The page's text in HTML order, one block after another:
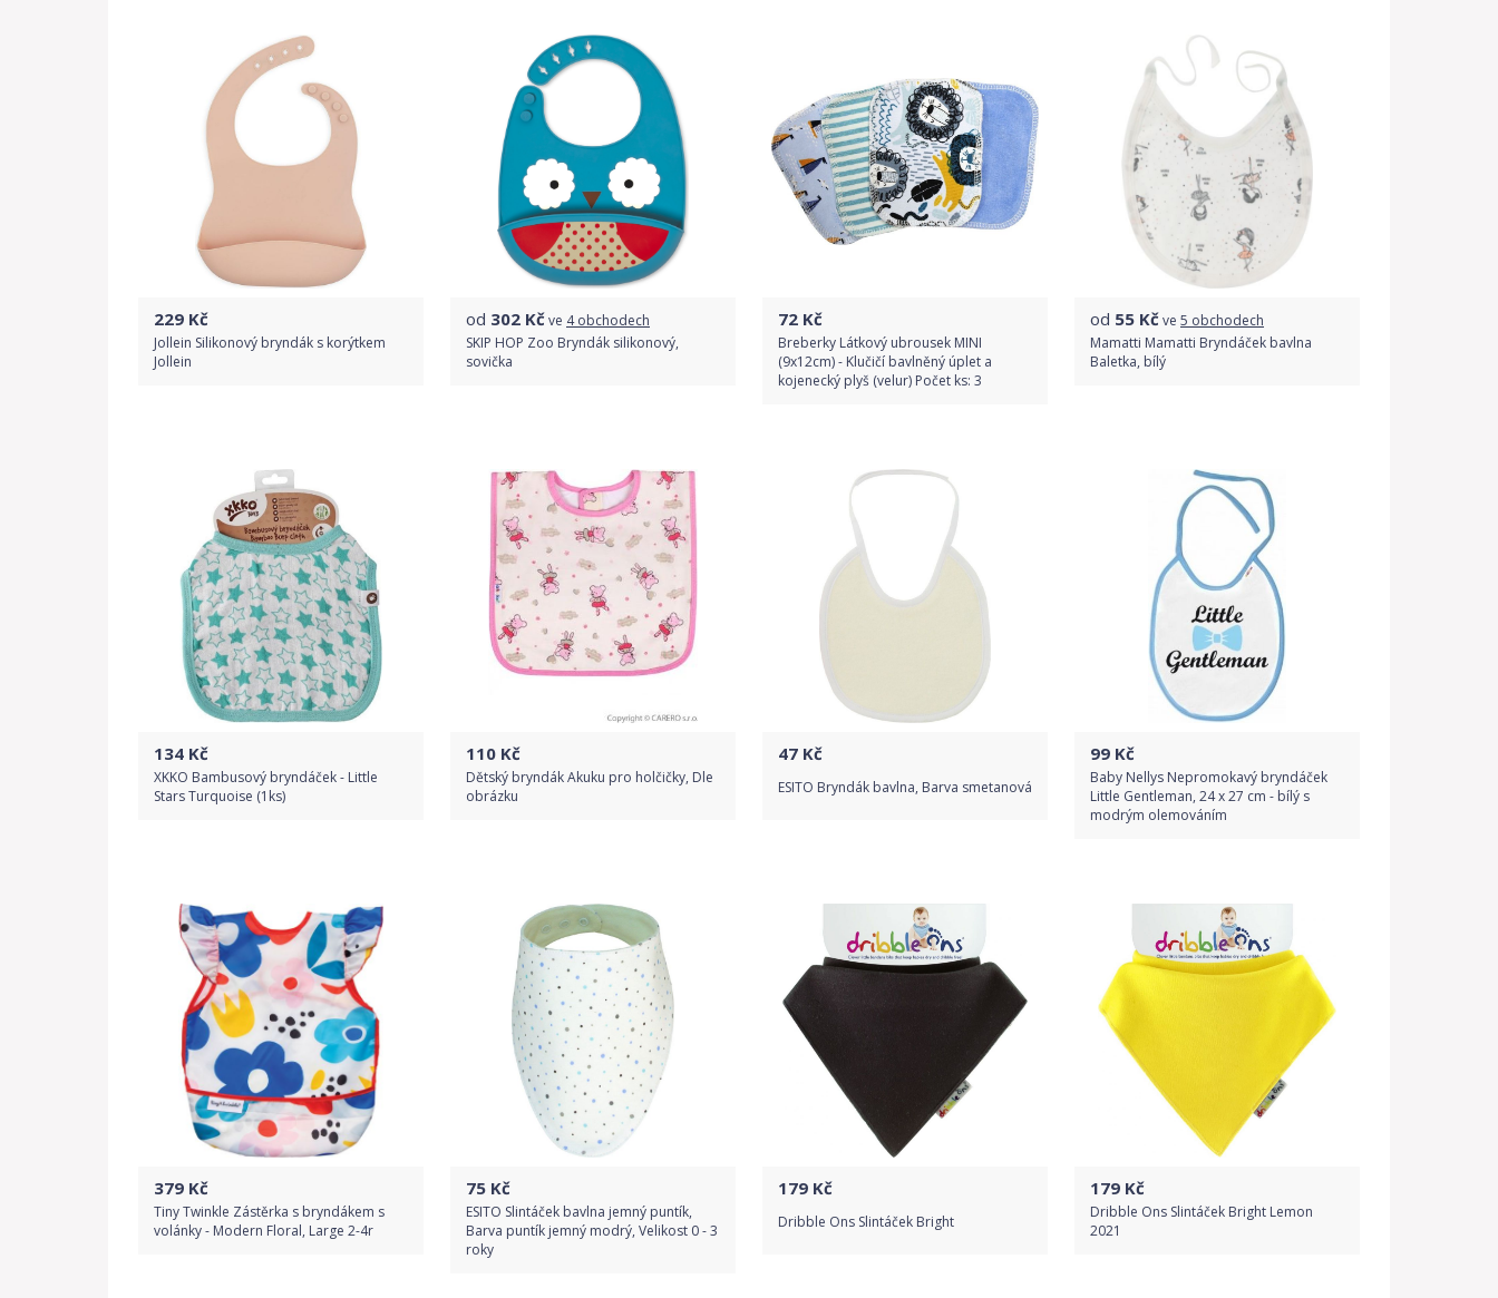
Detail produktu Detail produktu Detail produktu
229 Kč
Jollein Silikonový bryndák s korýtkem
Jollein
Detail produktu
od 302 Kčve 4 obchodech
SKIP HOP Zoo Bryndák silikonový,
sovička
72 Kč
Breberky Látkový ubrousek MINI
(9x12cm) - Klučičí bavlněný úplet a
kojenecký plyš (velur) Počet ks: 3
Detail produktu
od 55 Kčve 5 obchodech
Mamatti Mamatti Bryndáček bavlna
Baletka, bílý
134 Kč
XKKO Bambusový bryndáček - Little
Stars Turquoise (1ks)
Detail produktu
110 Kč
Dětský bryndák Akuku pro holčičky, Dle
obrázku
Detail produktu
47 Kč
ESITO Bryndák bavlna, Barva smetanová
Detail produktu
99 Kč
Baby Nellys Nepromokavý bryndáček
Little Gentleman, 24 x 27 cm - bílý s
modrým olemováním
Detail produktu
379 Kč
Tiny Twinkle Zástěrka s bryndákem s
volánky - Modern Floral, Large 2-4r
75 Kč
ESITO Slintáček bavlna jemný puntík,
Barva puntík jemný modrý, Velikost 0 - 3
roky
179 Kč
Dribble Ons Slintáček Bright
179 Kč
Dribble Ons Slintáček Bright Lemon
2021